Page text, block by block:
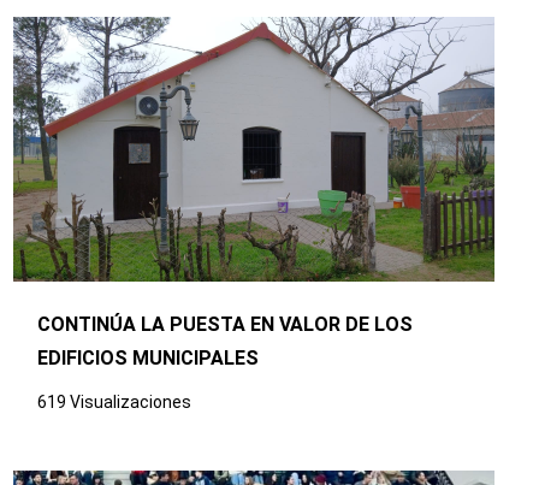
CONTINÚA LA PUESTA EN VALOR DE LOS
EDIFICIOS MUNICIPALES
619 Visualizaciones